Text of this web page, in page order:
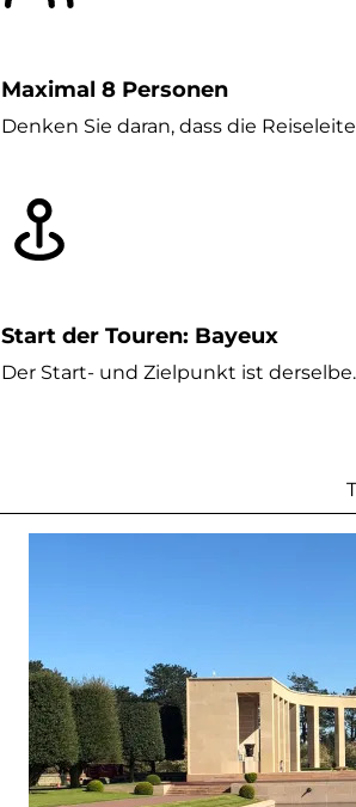
Maximal 8 Personen
Denken Sie daran, dass die
Start der Touren: Bayeux
Der Start- und Zielpunkt ist